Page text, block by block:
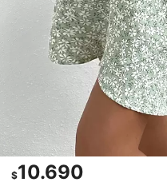
$10.690